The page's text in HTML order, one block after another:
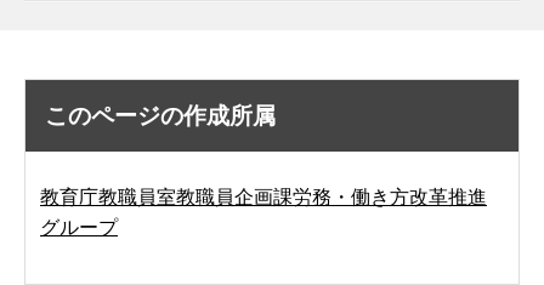
このページの作成所属
教育庁教職員室教職員企画課労務・働き方改革推進
グループ